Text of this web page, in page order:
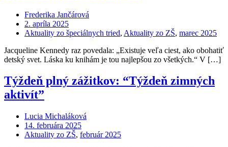
Frederika Jančárová
2. apríla 2025
Aktuality zo špeciálnych tried, Aktuality zo ZŠ, marec 2025
Jacqueline Kennedy raz povedala: „Existuje veľa ciest, ako obohatiť
detský svet. Láska ku knihám je tou najlepšou zo všetkých.“ V […]
Týždeň plný zážitkov: “Týždeň zimných
aktivít”
Lucia Michaláková
14. februára 2025
Aktuality zo ZŠ, február 2025